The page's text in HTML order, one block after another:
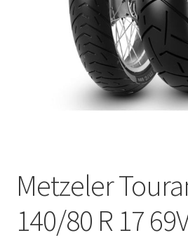
Metzeler
140/80 R 17